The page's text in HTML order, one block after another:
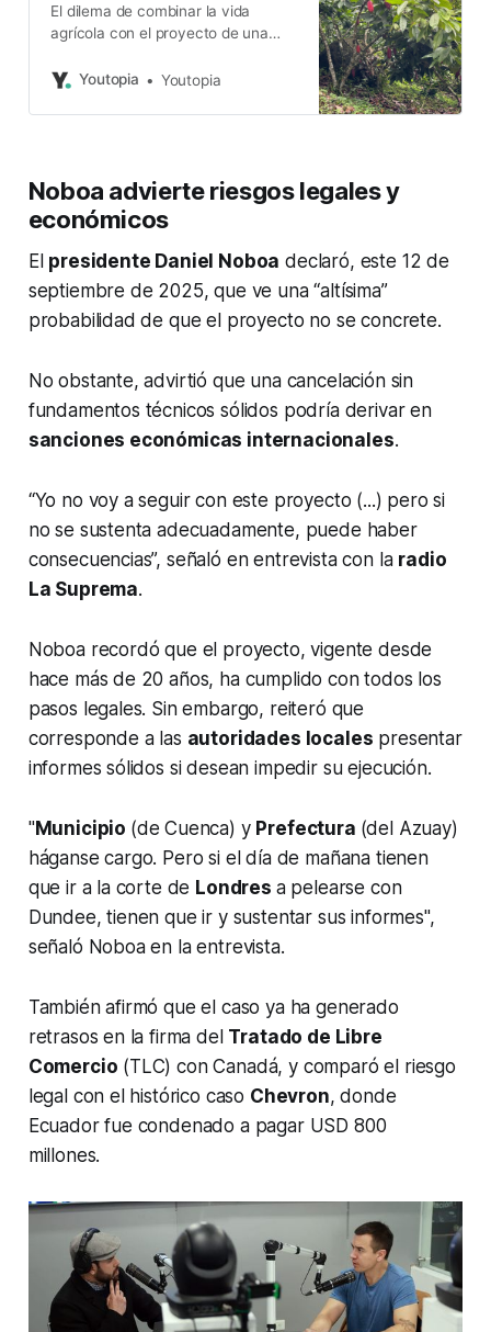
El dilema de combinar la vida
agrícola con el proyecto de una
social en Las Naves.
Youtopia Youtopia
Noboa advierte riesgos legales y
económicos
El presidente Daniel Noboa declaró, este 12 de
septiembre de 2025, que ve una “altísima”
probabilidad de que el proyecto no se concrete.
No obstante, advirtió que una cancelación sin
fundamentos técnicos sólidos podría derivar en
sanciones económicas internacionales.
“Yo no voy a seguir con este proyecto (...) pero si
no se sustenta adecuadamente, puede haber
consecuencias”, señaló en entrevista con la radio
La Suprema.
Noboa recordó que el proyecto, vigente desde
hace más de 20 años, ha cumplido con todos los
pasos legales. Sin embargo, reiteró que
corresponde a las autoridades locales presentar
informes sólidos si desean impedir su ejecución.
"Municipio (de Cuenca) y Prefectura (del Azuay)
háganse cargo. Pero si el día de mañana tienen
que ir a la corte de Londres a pelearse con
Dundee, tienen que ir y sustentar sus informes",
señaló Noboa en la entrevista.
También afirmó que el caso ya ha generado
retrasos en la firma del Tratado de Libre
Comercio (TLC) con Canadá, y comparó el riesgo
legal con el histórico caso Chevron, donde
Ecuador fue condenado a pagar USD 800
millones.